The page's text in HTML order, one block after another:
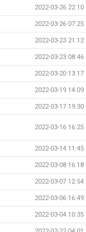
2022-03-26 22:10
2022-03-26 07:25
2022-03-23 21:12
2022-03-23 08:46
2022-03-20 13:17
2022-03-19 14:09
2022-03-17 19:30
2022-03-16 16:25
2022-03-14 11:45
2022-03-08 16:18
2022-03-07 12:54
2022-03-06 16:49
2022-03-04 10:35